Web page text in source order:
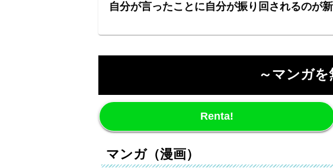
自分が言ったことに自分が振り回されるのが
～マンガを
Renta!
マンガ（漫画）